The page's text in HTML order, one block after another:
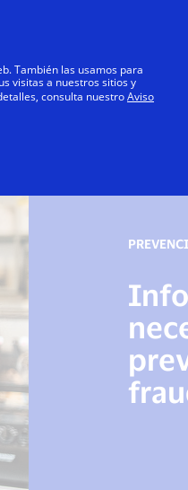
Todos
También las usamos para
visitas a nuestros sitios y
consulta nuestroAviso